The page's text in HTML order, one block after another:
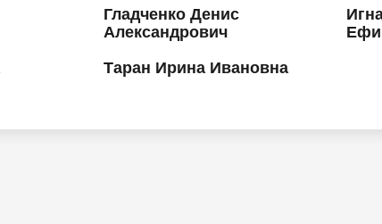
Гладченко Денис
Александрович
Таран Ирина Ивановна